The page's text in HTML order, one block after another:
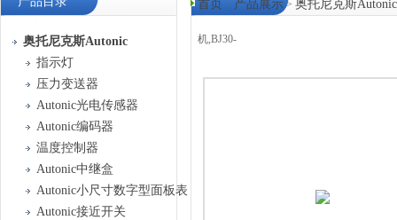
奥托尼克斯Autonic
指示灯
压力变送器
Autonic光电传感器
Autonic编码器
温度控制器
Autonic中继盒
Autonic小尺寸数字型面板表
Autonic接近开关
首页 > 产品展示> 奥托尼克斯Autonic
机,BJ30-